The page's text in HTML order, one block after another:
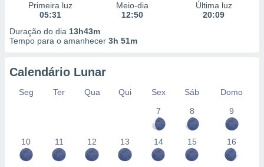
Primeira luz
05:31
Meio-dia
12:50
Última luz
20:09
Duração do dia 13h43m
Tempo para o amanhecer 3h 51m
Calendário Lunar
Seg Ter Qua Qui Sex Sáb
Domo
7
8 9
10 11 12 13 14 15 16